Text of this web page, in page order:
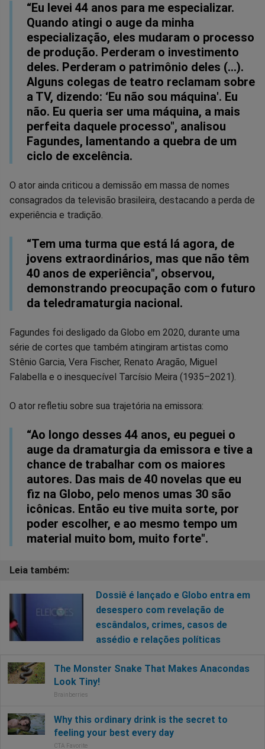
“Eu levei 44 anos para me especializar.
Quando atingi o auge da minha
especialização, eles mudaram o processo
de produção. Perderam o investimento
deles. Perderam o patrimônio deles (...).
Alguns colegas de teatro reclamam sobre
a TV, dizendo: ‘Eu não sou máquina'. Eu
não. Eu queria ser uma máquina, a mais
perfeita daquele processo", analisou
Fagundes, lamentando a quebra de um
ciclo de excelência.
O ator ainda criticou a demissão em massa de nomes
consagrados da televisão brasileira, destacando a perda de
experiência e tradição.
“Tem uma turma que está lá agora, de
jovens extraordinários, mas que não têm
40 anos de experiência", observou,
demonstrando preocupação com o futuro
da teledramaturgia nacional.
Fagundes foi desligado da Globo em 2020, durante uma
série de cortes que também atingiram artistas como
Stênio Garcia, Vera Fischer, Renato Aragão, Miguel
Falabella e o inesquecível Tarcísio Meira (1935–2021).
O ator refletiu sobre sua trajetória na emissora:
“Ao longo desses 44 anos, eu peguei o
auge da dramaturgia da emissora e tive a
chance de trabalhar com os maiores
autores. Das mais de 40 novelas que eu
fiz na Globo, pelo menos umas 30 são
icônicas. Então eu tive muita sorte, por
poder escolher, e ao mesmo tempo um
material muito bom, muito forte".
Dossiê é lançado e Globo entra em
desespero com revelação de
escândalos, crimes, casos de
assédio e relações políticas